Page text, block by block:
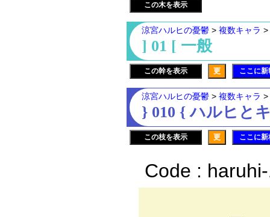
この木を表示
涼宮ハルヒの憂鬱 > 複数キャラ >
] 01 [ 一般
この幹を表示 更 ここに
涼宮ハルヒの憂鬱 > 複数キャラ >
} 010 { ハルヒと
この枝を表示 更 ここに
Code :